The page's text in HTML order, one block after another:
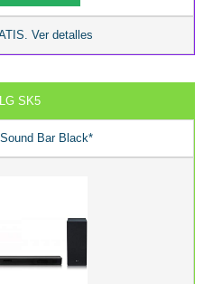
Ver detalles
LG SK5
Bar Black*